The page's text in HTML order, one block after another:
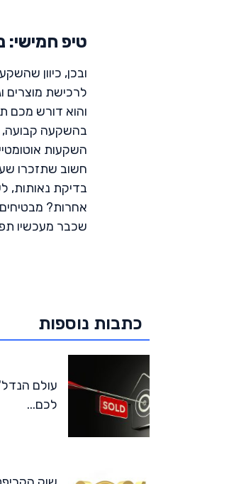
טיפ
ובכן, כיוון
לרכישת מוצרים
והוא דורש מכם
בהשקעה קבועה,
השקעות
חשוב שתזכרו
בדיקת נאותות,
אחרות?
שכבר מעכשיו
כתבות נוספות
עולם
לכם...